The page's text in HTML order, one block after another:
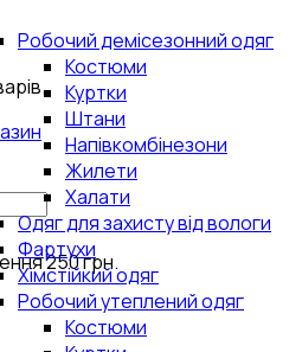
250 грн.
Робочий демісезонний одяг
Костюми
Куртки
Штани
Напівкомбінезони
Жилети
Халати
Одяг для захисту від вологи
Фартухи
Хімстійкий одяг
Робочий утеплений одяг
Костюми